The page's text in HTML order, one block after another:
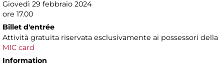
Giovedì 29 febbraio 2024
ore 17.00
Billet d'entrée
Attività gratuita riservata esclusivamente ai possessori della
MIC card
Information